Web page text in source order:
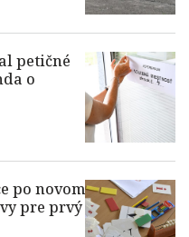
petičné
o
po novom
pre prvý